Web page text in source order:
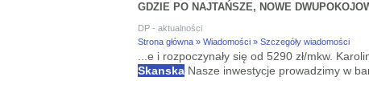
GDZIE PO NAJTAŃSZE, NOWE
DP - aktualności
Strona główna » Wiadomości » Szczegóły wiadomości
...e i rozpoczynały się od 5290 zł/mkw.
Skanska Nasze inwestycje prowadzimy w